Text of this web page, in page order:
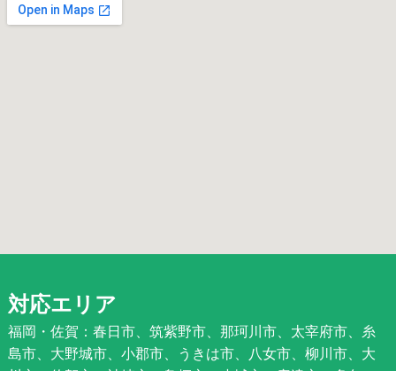
対応エリア
福岡・佐賀：春日市、筑紫野市、那珂川市、太宰府市、糸
島市、大野城市、小郡市、うきは市、八女市、柳川市、大